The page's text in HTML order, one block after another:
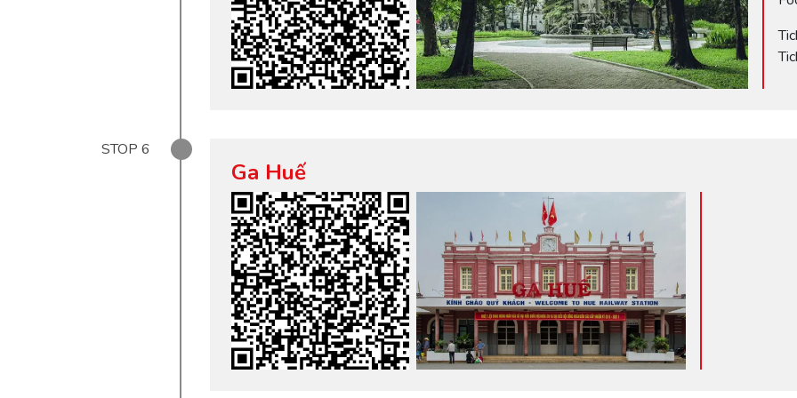
STOP 6
Ga Huế